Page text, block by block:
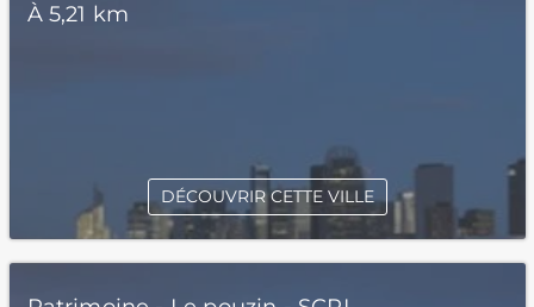
À 5,21 km
DÉCOUVRIR CETTE VILLE